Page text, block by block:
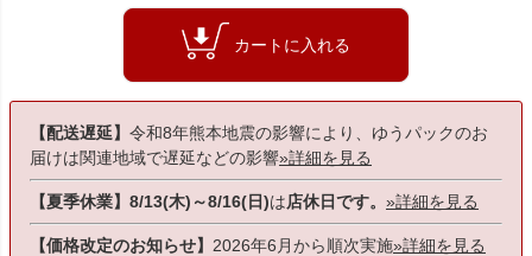
カートに入れる
【配送遅延】 令和8年熊本地震の影響により、ゆうパックのお
届けは関連地域で遅延などの影響»詳細を見る
【夏季休業】8/13(木)～8/16(日)は店休日です。 »詳細を見る
【価格改定のお知らせ】 2026年6月から順次実施»詳細を見る